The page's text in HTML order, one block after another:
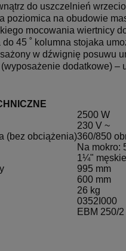
Eibenstock
zł
do uszczelnień
poziomica na obudowie
mocowania wiertnicy
do 45 ˚ kolumna stojaka
w dźwignię posuwu
(wyposażenie dodatkowe) –
2500 W
230 V ~
(bez obciążenia)360/850
Na mokro:
1¼" męskie
995 mm
600 mm
26 kg
0352I000
EBM 250/